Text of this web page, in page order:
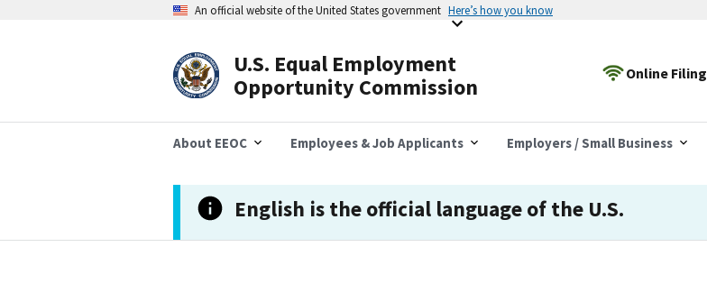
An official website of the United States government Here’s how you know
U.S. Equal Employment
Opportunity Commission
Online Filing
About EEOC Employees & Job Applicants Employers / Small Business
English is the official language of the U.S.